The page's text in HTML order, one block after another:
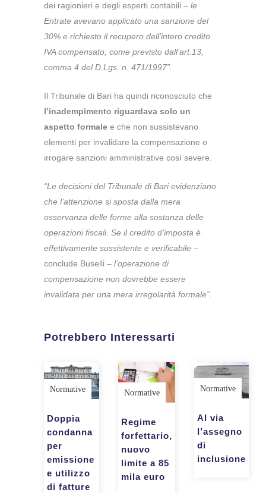
dei ragionieri e degli esperti contabili – le
Entrate avevano applicato una sanzione del
30% e richiesto il recupero dell’intero credito
IVA compensato, come previsto dall’art.13,
comma 4 del D.Lgs. n. 471/1997”.
Il Tribunale di Bari ha quindi riconosciuto che
l’inadempimento riguardava solo un
aspetto formale e che non sussistevano
elementi per invalidare la compensazione o
irrogare sanzioni amministrative così severe.
“Le decisioni del Tribunale di Bari evidenziano
che l’attenzione si sposta dalla mera
osservanza delle forme alla sostanza delle
operazioni fiscali. Se il credito d’imposta è
effettivamente sussistente e verificabile –
conclude Buselli – l’operazione di
compensazione non dovrebbe essere
invalidata per una mera irregolarità formale”.
Potrebbero Interessarti
Normative
Doppia
condanna
per
emissione
e utilizzo
di fatture
Normative
Regime
forfettario,
nuovo
limite a 85
mila euro
Normative
Al via
l’assegno
di
inclusione